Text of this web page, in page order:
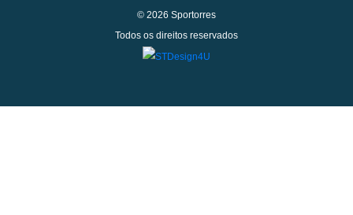
© 2026 Sportorres
Todos os direitos reservados